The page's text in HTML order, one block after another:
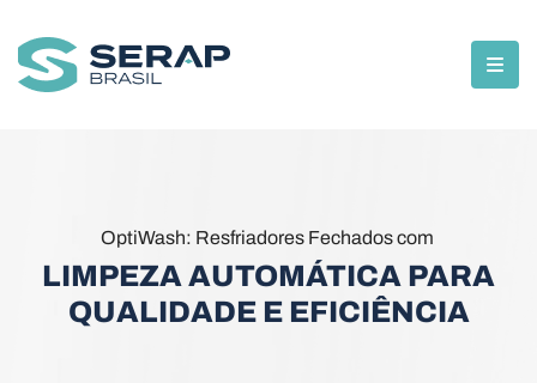
OptiWash: Resfriadores Fechados com
LIMPEZA AUTOMÁTICA PARA
QUALIDADE E EFICIÊNCIA